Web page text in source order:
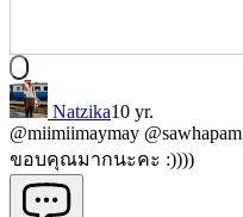
Natzika10 yr.
@miimiimaymay @sawhapam
ขอบคุณมากนะคะ :))))